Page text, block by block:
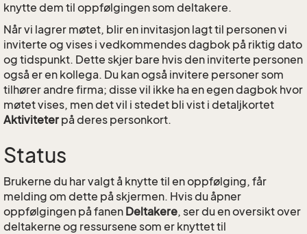
knytte dem til oppfølgingen som deltakere.
Når vi lagrer møtet, blir en invitasjon lagt til personen vi
inviterte og vises i vedkommendes dagbok på riktig dato
og tidspunkt. Dette skjer bare hvis den inviterte personen
også er en kollega. Du kan også invitere personer som
tilhører andre firma; disse vil ikke ha en egen dagbok hvor
møtet vises, men det vil i stedet bli vist i detaljkortet
Aktiviteter på deres personkort.
Status
Brukerne du har valgt å knytte til en oppfølging, får
melding om dette på skjermen. Hvis du åpner
oppfølgingen på fanen Deltakere, ser du en oversikt over
deltakerne og ressursene som er knyttet til